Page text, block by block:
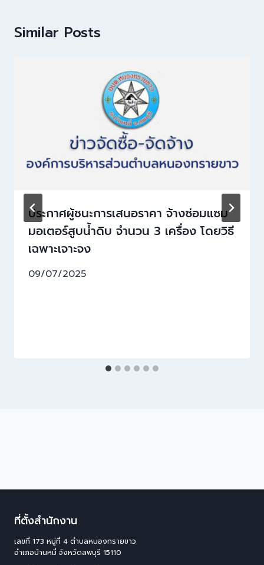
Similar Posts
ประกาศผู้ชนะการเสนอราคา จ้างซ่อมแซม
มอเตอร์สูบน้ำดิบ จำนวน 3 เครื่อง โดยวิธี
เฉพาะเจาะจง
09/07/2025
ที่ตั้งสำนักงาน
เลขที่ 173 หมู่ที่ 4 ตําบลหนองทรายขาว
อําเภอบ้านหมี่ จังหวัดลพบุรี 15110